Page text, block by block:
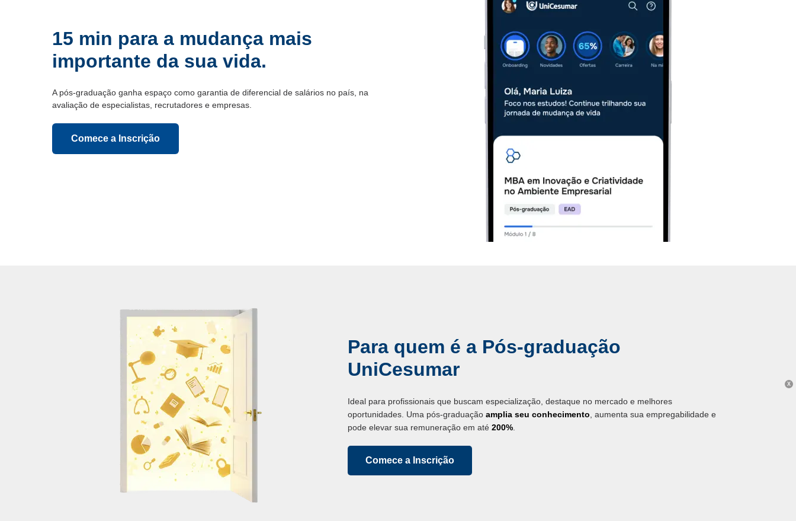
15 min para a mudança mais
importante da sua vida.
A pós-graduação ganha espaço como garantia de diferencial de salários no país, na
avaliação de especialistas, recrutadores e empresas.
Comece a Inscrição
Para quem é a Pós-graduação
UniCesumar
Ideal para profissionais que buscam especialização, destaque no mercado e melhores
oportunidades. Uma pós-graduaçãoamplia seu conhecimento , aumenta sua empregabilidade e
pode elevar sua remuneração em até200%
Comece a Inscrição
X